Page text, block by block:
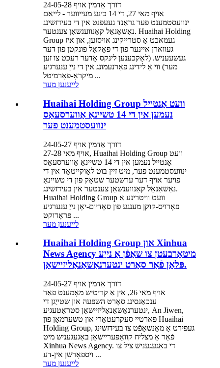
דורך אַדמין אויף 24-05-28
אויף מאי 27, די 14 כינע מעייווער - לייאַם
ינוועסטמענט פער גראַנד געעפנט אין די בעידזשינג
נאַשאַנאַל קאַנווענשאַן צענטער. Huaihai Holding
Group געמאכט אַ סטרייקינג אויסזען, און איז
געווארן איינער פון די פאָקאַל פונקטן פון דער
געשעעניש. (לאַקכענען לינקס אָדער רעכט צו זען
מער) ווי אַ לידינג פאַרנעמונג אין די נייַ ענערגיע
מיקראָ-פאָרמיטל ...
לייענען מער
Huaihai Holding Group וועט אָנטייל
נעמען אין די 14 טשיינאַ אָווערסעאַס
ינוועסטמענט פער
דורך אַדמין אויף 24-05-27
אויף מאי 27-28, Huaihai Holding Group וועט
אָנטייל נעמען אין די 14 טשיינאַ אָווערסעאַס
ינוועסטמענט פער, מיט זיין בוט לאָוקייטאַד אין די
פויער אויף דער ערשטער שטאָק פון די טשיינאַ
נאַשאַנאַל קאַנווענשאַן צענטער אין בעידזשינג.
Huaihai Holding Group וועט וויטרינע אַ
פאָרויס-קוקן מענגע פון ​​סאָדיום-יאָן נייַ ענערגיע
פּראָדוקט ...
לייענען מער
Huaihai Holding Group און Xinhua
News Agency מיטאַרבעטן צו שאַפֿן אַ נייַע
פּלאַן פֿאַר סאָרט ינטערנאַשאַנאַליזיישאַן.
דורך אַדמין אויף 24-05-27
אויף מאי 26, אין אַ קריטיש מאָמענט פֿאַר
ענכאַנסינג סאָרט השפּעה און שטייַגן די
ינטערנאַשאַנאַליזיישאַן סטראַטעגיע, An Jiwen,
פארטיי סעקרעטאַרי און טשערמאַן פון Huaihai
Holding Group, געפירט אַ מאַנשאַפֿט צו בעידזשינג
פֿאַר אַ מצליח קוואַפּעריישאַן באַגעגעניש מיט
Xinhua News Agency. די באַגעגעניש ציל צו
ויספאָרשן אין-דע ...
לייענען מער